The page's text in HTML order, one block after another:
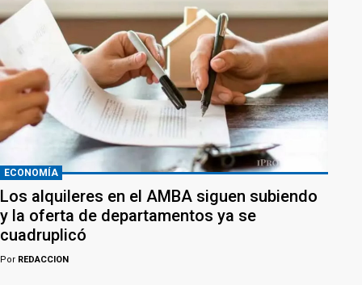
ECONOMÍA
Los alquileres en el AMBA siguen subiendo
y la oferta de departamentos ya se
cuadruplicó
Por REDACCION